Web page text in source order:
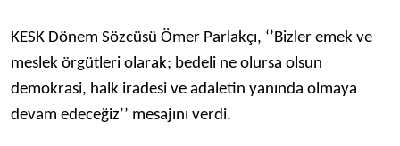
KESK Dönem Sözcüsü Ömer Parlakçı, ‘’Bizler emek ve
meslek örgütleri olarak; bedeli ne olursa olsun
demokrasi, halk iradesi ve adaletin yanında olmaya
devam edeceğiz’’ mesajını verdi.